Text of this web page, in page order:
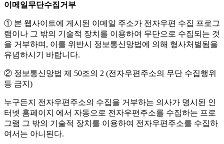
이메일무단수집거부
① 본 웹사이트에 게시된 이메일 주소가 전자우편 수집 프로그
램이나 그 밖의 기술적 장치를 이용하여 무단으로 수집되는 것
을 거부하며, 이를 위반시 정보통신망법에 의해 형사처벌됨을
유념하시기 바랍니다.
② 정보통신망법 제 50조의 2 (전자우편주소의 무단 수집행위
등 금지)
누구든지 전자우편주소의 수집을 거부하는 의사가 명시된 인
터넷 홈페이지 에서 자동으로 전자우편주소를 수집하는 프로
그램 그 밖의 기술적 장치를 이용하여 전자우편주소를 수집하
여서는 아니된다.